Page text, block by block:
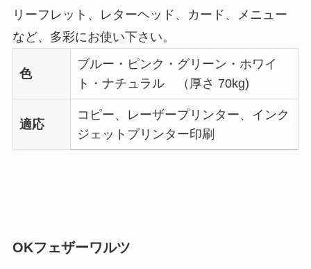
リーフレット、レターヘッド、カード、メニュー
など、多彩にお使い下さい。
色
ブルー・ピンク・グリーン・ホワイ
ト・ナチュラル （厚さ 70kg)
適応
コピー、レーザープリンター、インク
ジェットプリンター印刷
OKフェザーワルツ